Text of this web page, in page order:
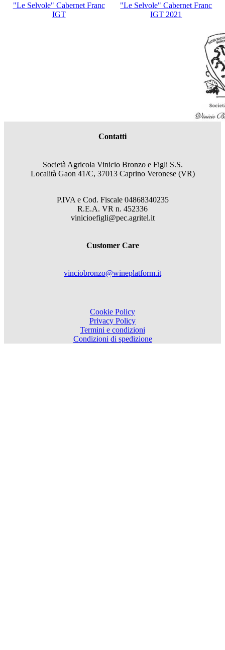
"Le Selvole" Cabernet Franc
IGT
"Le Selvole" Cabernet Franc
IGT 2021
Contatti
Società Agricola Vinicio Bronzo e Figli S.S.
Località Gaon 41/C, 37013 Caprino Veronese (VR)
P.IVA e Cod. Fiscale 04868340235
R.E.A. VR n. 452336
vinicioefigli@pec.agritel.it
Customer Care
vinciobronzo@wineplatform.it
Cookie Policy
Privacy Policy
Termini e condizioni
Condizioni di spedizione